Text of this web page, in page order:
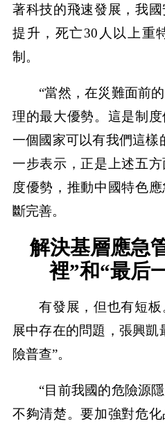
著科技的飛速發展，我
提升，死亡30人以上重
制。
“當然，在災難面前
理的最大優勢。這是制
一個國家可以有我們這樣
一步表示，正是上述五
度優勢，推動中國特色
斷完善。
解決基層應急
裡”和“最后
有發展，但也有短
展中存在的問題，張興凱
險普查”。
“目前我國的危險源
不夠清楚。要加強對危化